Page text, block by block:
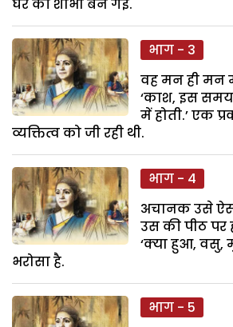
घर की शोभा बन गई.
भाग - 3
वह मन ही मन
‘काश, इस
में होती.’ एक
व्यक्तित्व को जी रही थी.
भाग - 4
अचानक उसे
उस की पीठ पर
‘क्या हुआ, वसु,
भरोसा है.
भाग - 5